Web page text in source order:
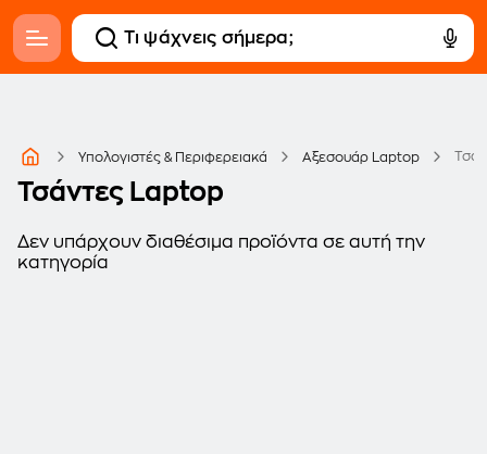
Υπολογιστές & Περιφερειακά Αξεσουάρ Laptop
Τσάντες Laptop
Δεν υπάρχουν διαθέσιμα προϊόντα σε αυτή την
κατηγορία